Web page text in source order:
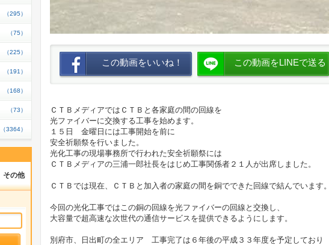
この動画をいいね！ この動画をLINEで送る
ＣＴＢメディアではＣＴＢと各家庭の間の回線を
光ファイバーに交換する工事を始めます。
１５日 金曜日には工事開始を前に
安全祈願祭を行いました。
光化工事の現場事務所で行われた安全祈願祭には
ＣＴＢメディアの三浦一郎社長をはじめ工事関係者２１人が出席しました。
ＣＴＢでは現在、ＣＴＢと加入者の家庭の間を銅でできた回線で結んでいます。
今回の光化工事ではこの銅の回線を光ファイバーの回線と交換し、
大容量で超高速な次世代の通信サービスを提供できるようにします。
別府市、日出町の全エリア 工事完了は６年後の平成３３年度を予定しており
（295）
（75）
（225）
（191）
（168）
（73）
（3364）
その他